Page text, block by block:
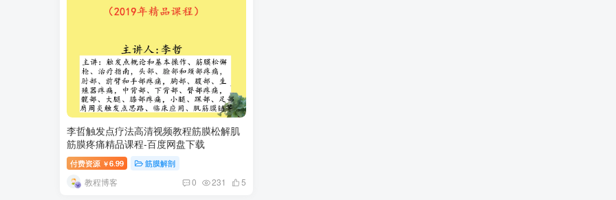
李哲触发点疗法高清视频教程筋膜松解肌
筋膜疼痛精品课程-百度网盘下载
付费资源 ￥6.99 筋膜解剖
教程博客 0 231 5